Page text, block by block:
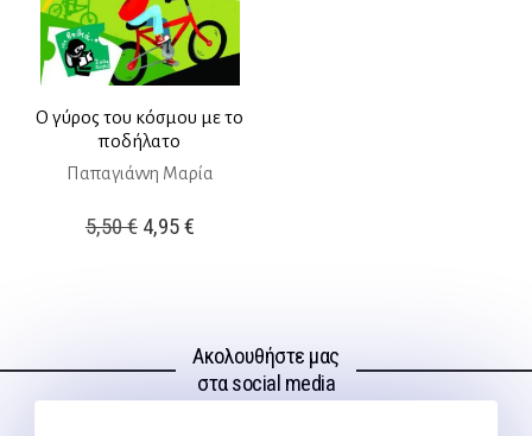
Ο γύρος του κόσμου με το
ποδήλατο
Παπαγιάννη Μαρία
5,50€ Original
4,95€Η
4,95 €.
Ακολουθήστε μας
στα social media